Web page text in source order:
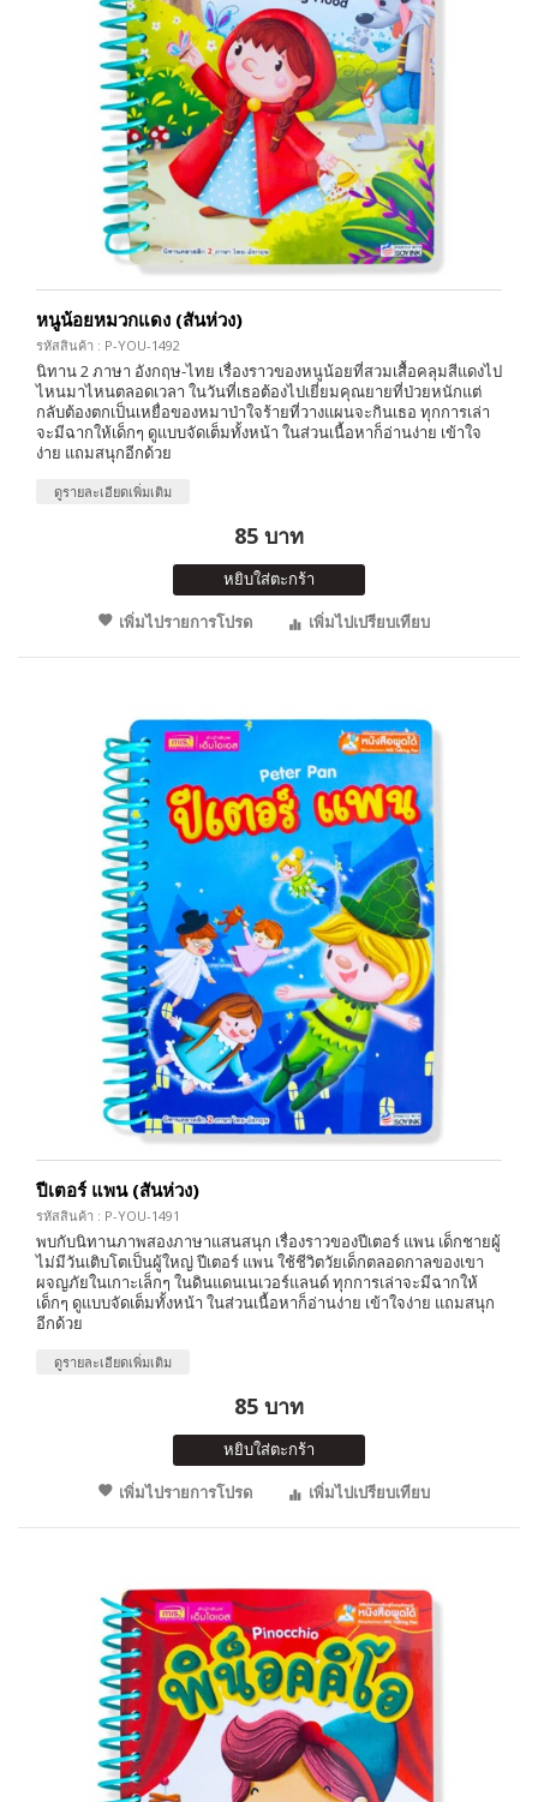
หนูน้อยหมวกแดง (สันห่วง)
รหัสสินค้า : P-YOU-1492
นิทาน 2 ภาษา อังกฤษ-ไทย เรื่องราวของหนูน้อยที่สวมเสื้อคลุมสีแดงไป
ไหนมาไหนตลอดเวลา ในวันที่เธอต้องไปเยี่ยมคุณยายที่ป่วยหนักแต่
กลับต้องตกเป็นเหยื่อของหมาป่าใจร้ายที่วางแผนจะกินเธอ ทุกการเล่า
จะมีฉากให้เด็กๆ ดูแบบจัดเต็มทั้งหน้า ในส่วนเนื้อหาก็อ่านง่าย เข้าใจ
ง่าย แถมสนุกอีกด้วย
ดูรายละเอียดเพิ่มเติม
85 บาท
หยิบใส่ตะกร้า
เพิ่มไปรายการโปรด
เพิ่มไปเปรียบเทียบ
ปีเตอร์ แพน (สันห่วง)
รหัสสินค้า : P-YOU-1491
พบกับนิทานภาพสองภาษาแสนสนุก เรื่องราวของปีเตอร์ แพน เด็กชายผู้
ไม่มีวันเติบโตเป็นผู้ใหญ่ ปีเตอร์ แพน ใช้ชีวิตวัยเด็กตลอดกาลของเขา
ผจญภัยในเกาะเล็กๆ ในดินแดนเนเวอร์แลนด์ ทุกการเล่าจะมีฉากให้
เด็กๆ ดูแบบจัดเต็มทั้งหน้า ในส่วนเนื้อหาก็อ่านง่าย เข้าใจง่าย แถมสนุก
อีกด้วย
ดูรายละเอียดเพิ่มเติม
85 บาท
หยิบใส่ตะกร้า
เพิ่มไปรายการโปรด
เพิ่มไปเปรียบเทียบ